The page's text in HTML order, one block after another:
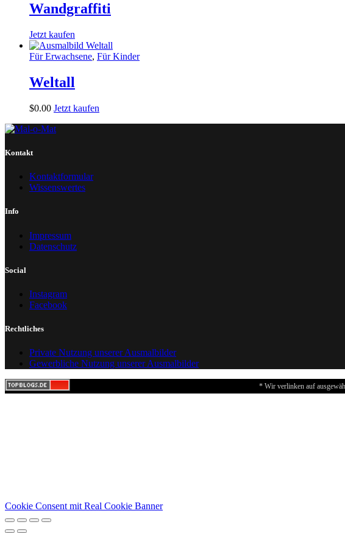
Wandgraffiti
Jetzt kaufen
Für Erwachsene, Für Kinder
Weltall
$0.00 Jetzt kaufen
Kontakt
Kontaktformular
Wissenswertes
Info
Impressum
Datenschutz
Social
Instagram
Facebook
Rechtliches
Private Nutzung unserer Ausmalbilder
Gewerbliche Nutzung unserer Ausmalbilder
* Wir verlinken auf
Cookie Consent mit Real Cookie Banner